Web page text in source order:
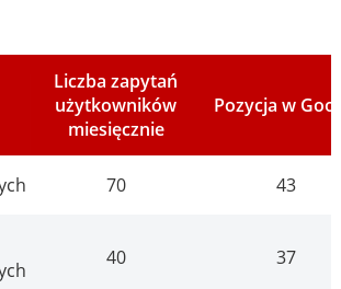
Liczba zapytań
użytkowników
miesięcznie
Pozycja w
70 43
40 37